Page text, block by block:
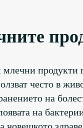
продукти
често в
на
на